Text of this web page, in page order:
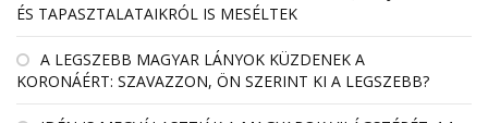
ÉS TAPASZTALATAIKRÓL IS MESÉLTEK
A LEGSZEBB MAGYAR LÁNYOK KÜZDENEK A
KORONÁÉRT: SZAVAZZON, ÖN SZERINT KI A LEGSZEBB?